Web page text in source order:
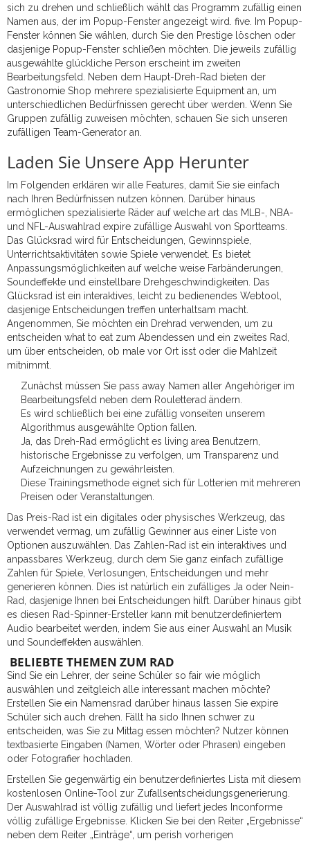
sich zu drehen und schließlich wählt das Programm zufällig einen
Namen aus, der im Popup-Fenster angezeigt wird. five. Im Popup-
Fenster können Sie wählen, durch Sie den Prestige löschen oder
dasjenige Popup-Fenster schließen möchten. Die jeweils zufällig
ausgewählte glückliche Person erscheint im zweiten
Bearbeitungsfeld. Neben dem Haupt-Dreh-Rad bieten der
Gastronomie Shop mehrere spezialisierte Equipment an, um
unterschiedlichen Bedürfnissen gerecht über werden. Wenn Sie
Gruppen zufällig zuweisen möchten, schauen Sie sich unseren
zufälligen Team-Generator an.
Laden Sie Unsere App Herunter
Im Folgenden erklären wir alle Features, damit Sie sie einfach
nach Ihren Bedürfnissen nutzen können. Darüber hinaus
ermöglichen spezialisierte Räder auf welche art das MLB-, NBA-
und NFL-Auswahlrad expire zufällige Auswahl von Sportteams.
Das Glücksrad wird für Entscheidungen, Gewinnspiele,
Unterrichtsaktivitäten sowie Spiele verwendet. Es bietet
Anpassungsmöglichkeiten auf welche weise Farbänderungen,
Soundeffekte und einstellbare Drehgeschwindigkeiten. Das
Glücksrad ist ein interaktives, leicht zu bedienendes Webtool,
dasjenige Entscheidungen treffen unterhaltsam macht.
Angenommen, Sie möchten ein Drehrad verwenden, um zu
entscheiden what to eat zum Abendessen und ein zweites Rad,
um über entscheiden, ob male vor Ort isst oder die Mahlzeit
mitnimmt.
Zunächst müssen Sie pass away Namen aller Angehöriger im
Bearbeitungsfeld neben dem Rouletterad ändern.
Es wird schließlich bei eine zufällig vonseiten unserem
Algorithmus ausgewählte Option fallen.
Ja, das Dreh-Rad ermöglicht es living area Benutzern,
historische Ergebnisse zu verfolgen, um Transparenz und
Aufzeichnungen zu gewährleisten.
Diese Trainingsmethode eignet sich für Lotterien mit mehreren
Preisen oder Veranstaltungen.
Das Preis-Rad ist ein digitales oder physisches Werkzeug, das
verwendet vermag, um zufällig Gewinner aus einer Liste von
Optionen auszuwählen. Das Zahlen-Rad ist ein interaktives und
anpassbares Werkzeug, durch dem Sie ganz einfach zufällige
Zahlen für Spiele, Verlosungen, Entscheidungen und mehr
generieren können. Dies ist natürlich ein zufälliges Ja oder Nein-
Rad, dasjenige Ihnen bei Entscheidungen hilft. Darüber hinaus gibt
es diesen Rad-Spinner-Ersteller kann mit benutzerdefiniertem
Audio bearbeitet werden, indem Sie aus einer Auswahl an Musik
und Soundeffekten auswählen.
BELIEBTE THEMEN ZUM RAD
Sind Sie ein Lehrer, der seine Schüler so fair wie möglich
auswählen und zeitgleich alle interessant machen möchte?
Erstellen Sie ein Namensrad darüber hinaus lassen Sie expire
Schüler sich auch drehen. Fällt ha sido Ihnen schwer zu
entscheiden, was Sie zu Mittag essen möchten? Nutzer können
textbasierte Eingaben (Namen, Wörter oder Phrasen) eingeben
oder Fotografier hochladen.
Erstellen Sie gegenwärtig ein benutzerdefiniertes Lista mit diesem
kostenlosen Online-Tool zur Zufallsentscheidungsgenerierung.
Der Auswahlrad ist völlig zufällig und liefert jedes Inconforme
völlig zufällige Ergebnisse. Klicken Sie bei den Reiter „Ergebnisse“
neben dem Reiter „Einträge“, um perish vorherigen